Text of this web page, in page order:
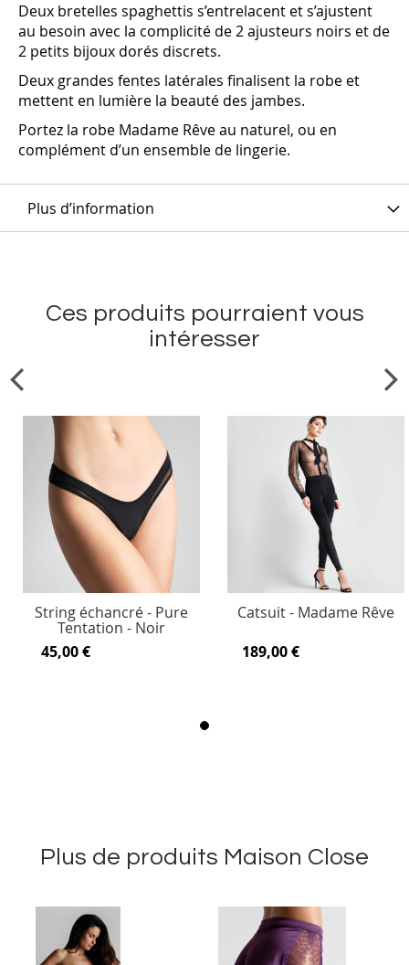
Deux bretelles spaghettis s’entrelacent et s’ajustent
au besoin avec la complicité de 2 ajusteurs noirs et de
2 petits bijoux dorés discrets.
Deux grandes fentes latérales finalisent la robe et
mettent en lumière la beauté des jambes.
Portez la robe Madame Rêve au naturel, ou en
complément d’un ensemble de lingerie.
Plus d’information
Ces produits pourraient vous
intéresser
String échancré - Pure
Tentation - Noir
45,00 €
Catsuit - Madame Rêve
189,00 €
Plus de produits Maison Close